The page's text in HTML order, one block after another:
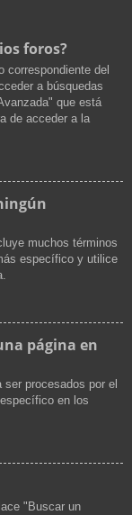
foros?
correspondiente del
a búsquedas
que está
de acceder a la
muchos términos
específico y utilice
página en
ser procesados por el
en los
"Buscar un